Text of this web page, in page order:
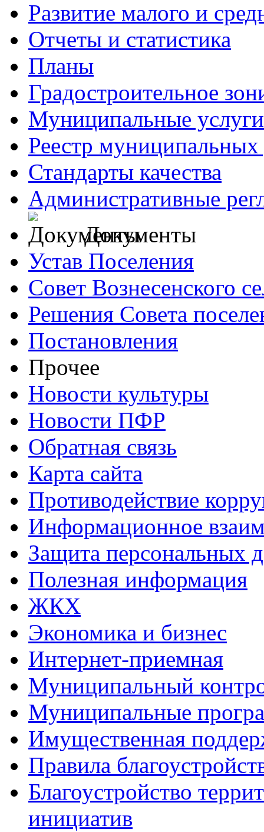
Развитие малого и
Отчеты и статистика
Планы
Градостроительное
Муниципальные услуги
Реестр муниципальных
Стандарты качества
Административные
Документы
Устав Поселения
Совет Вознесенского
Решения Совета
Постановления
Прочее
Новости культуры
Новости ПФР
Обратная связь
Карта сайта
Противодействие
Информационное
Защита персональных
Полезная информация
ЖКХ
Экономика и бизнес
Интернет-приемная
Муниципальный
Муниципальные
Имущественная
Правила
Благоустройство
инициатив